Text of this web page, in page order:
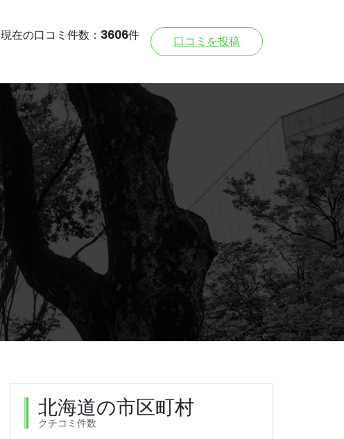
現在の口コミ件数： 3606件 口コミを投稿
北海道の市区町村
クチコミ件数